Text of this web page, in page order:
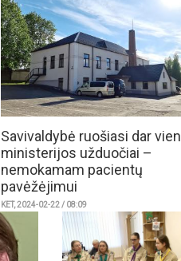
Savivaldybė ruošiasi dar
ministerijos užduočiai –
nemokamam pacientų
pavėžėjimui
KET, 2024-02-22 / 08:09